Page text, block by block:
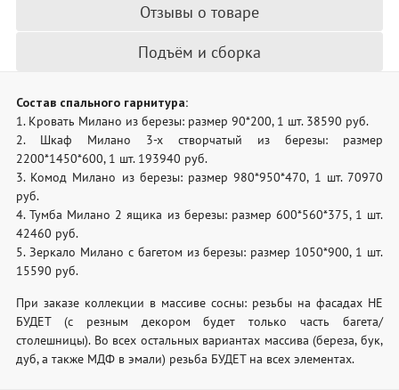
Отзывы о товаре
Подъём и сборка
Состав спального гарнитура:
1. Кровать Милано из березы: размер 90*200, 1 шт. 38590 руб.
2. Шкаф Милано 3-х створчатый из березы: размер
2200*1450*600, 1 шт. 193940 руб.
3. Комод Милано из березы: размер 980*950*470, 1 шт. 70970
руб.
4. Тумба Милано 2 ящика из березы: размер 600*560*375, 1 шт.
42460 руб.
5. Зеркало Милано с багетом из березы: размер 1050*900, 1 шт.
15590 руб.
При заказе коллекции в массиве сосны: резьбы на фасадах НЕ
БУДЕТ (с резным декором будет только часть багета/
столешницы). Во всех остальных вариантах массива (береза, бук,
дуб, а также МДФ в эмали) резьба БУДЕТ на всех элементах.